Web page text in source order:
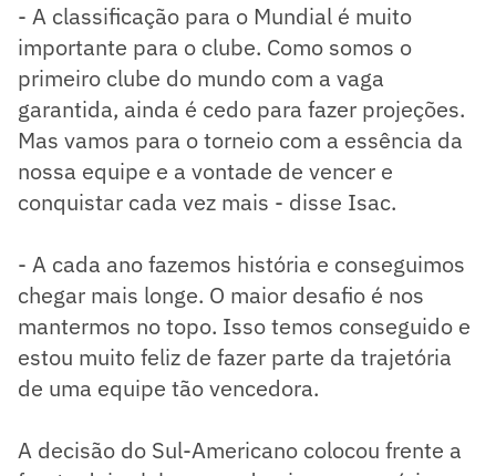
- A classificação para o Mundial é muito
importante para o clube. Como somos o
primeiro clube do mundo com a vaga
garantida, ainda é cedo para fazer projeções.
Mas vamos para o torneio com a essência da
nossa equipe e a vontade de vencer e
conquistar cada vez mais - disse Isac.
- A cada ano fazemos história e conseguimos
chegar mais longe. O maior desafio é nos
mantermos no topo. Isso temos conseguido e
estou muito feliz de fazer parte da trajetória
de uma equipe tão vencedora.
A decisão do Sul-Americano colocou frente a